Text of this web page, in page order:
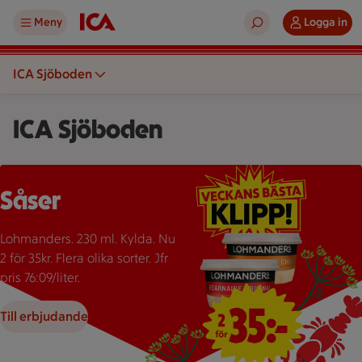
Meny Logga in
ICA Sjöboden
ICA Sjöboden
Två burkar Lohmanders sås med texten "2 för 35:-" som
Såser
Lohmanders. 230 ml. Kylda. Nu
2 för 35kr. Flera olika sorter. Jfr
pris 76:09/liter.
Till erbjudande